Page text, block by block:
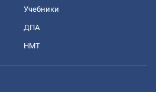
Учебники
ДПА
НМТ